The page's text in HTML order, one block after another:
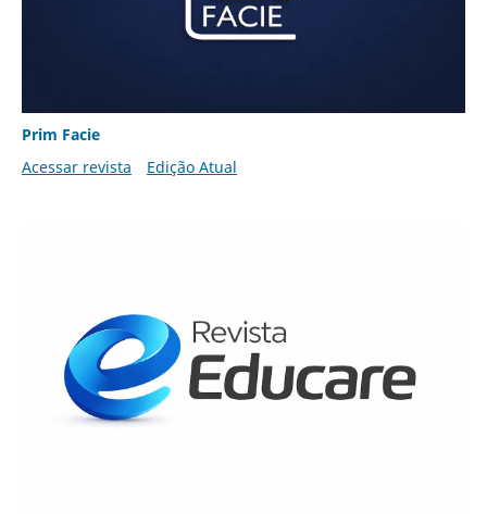
Prim Facie
Acessar revista
Edição Atual